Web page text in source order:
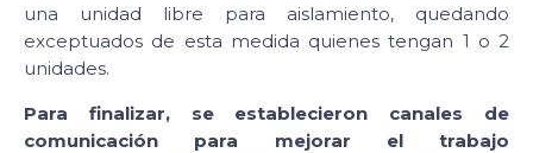
una unidad libre para aislamiento, quedando
exceptuados de esta medida quienes tengan 1 o 2
unidades.
Para finalizar, se establecieron canales de
comunicación para mejorar el trabajo